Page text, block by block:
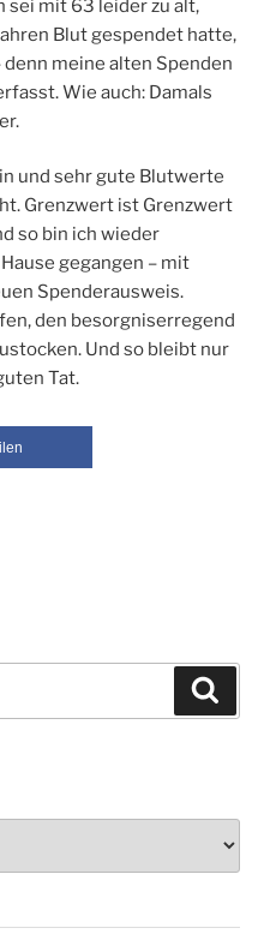
sei mit 63 leider zu alt,
Blut gespendet hatte,
meine alten Spenden
Wie auch: Damals
und sehr gute Blutwerte
Grenzwert ist Grenzwert
so bin ich wieder
gegangen – mit
Spenderausweis.
den besorgniserregend
Und so bleibt nur
Tat.